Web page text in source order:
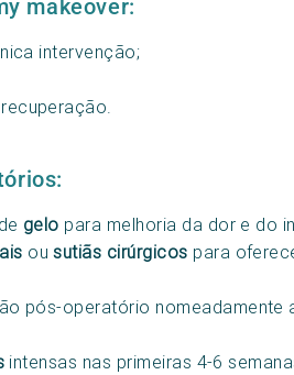
makeover:
intervenção;
gelo para melhoria da dor e do
ousutiãs cirúrgicos para
pós-operatório nomeadamente
intensas nas primeiras 4-6